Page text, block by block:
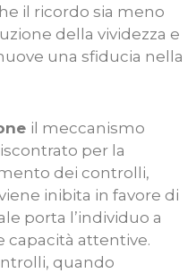
il ricordo sia meno
della vividezza e
una sfiducia nella
il meccanismo
per la
dei controlli,
inibita in favore di
porta l’individuo a
capacità attentive.
quando